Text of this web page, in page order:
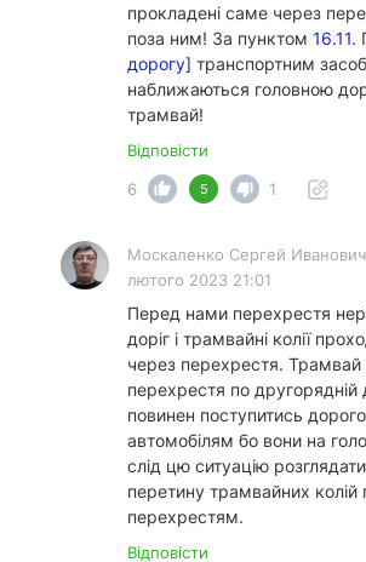
прокладені саме через
поза ним! За пунктом 16.11.
дорогу] транспортним
наближаються головною
трамвай!
Відповісти
6
5 1
Москаленко Сергей
лютого 2023 21:01
Перед нами перехрестя
доріг і трамвайні колії
через перехрестя. Трамвай
перехрестя по другорядній
повинен поступитись
автомобілям бо вони на
слід цю ситуацію
перетину трамвайних колій
перехрестям.
Відповісти